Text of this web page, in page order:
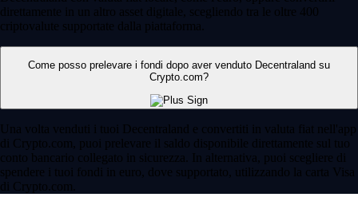
direttamente in un altro asset digitale, scegliendo tra le oltre 400
criptovalute supportate dalla piattaforma.
Come posso prelevare i fondi dopo aver venduto Decentraland su
Crypto.com?
Una volta venduti i tuoi Decentraland e convertiti in valuta fiat nell'app
di Crypto.com, puoi prelevare il saldo disponibile direttamente sul tuo
conto bancario collegato in sicurezza. In alternativa, puoi scegliere di
spendere i tuoi fondi in euro, dove supportato, utilizzando la carta Visa
di Crypto.com.